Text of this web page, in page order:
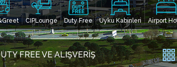
CIPLounge Duty Free Uyku Kabinleri Airport
FREE VE ALIŞVERİŞ